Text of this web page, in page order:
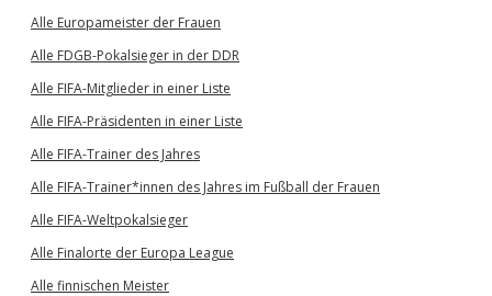
Alle Europameister der Frauen
Alle FDGB-Pokalsieger in der DDR
Alle FIFA-Mitglieder in einer Liste
Alle FIFA-Präsidenten in einer Liste
Alle FIFA-Trainer des Jahres
Alle FIFA-Trainer*innen des Jahres im Fußball der Frauen
Alle FIFA-Weltpokalsieger
Alle Finalorte der Europa League
Alle finnischen Meister